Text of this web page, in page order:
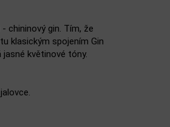
chininový gin. Tím, že
klasickým spojením Gin
květinové tóny.